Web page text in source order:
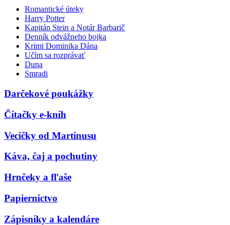
Romantické úteky
Harry Potter
Kapitán Stein a Notár Barbarič
Denník odvážneho bojka
Krimi Dominika Dána
Učím sa rozprávať
Duna
Smradi
Darčekové poukážky
Čítačky e-kníh
Vecičky od Martinusu
Káva, čaj a pochutiny
Hrnčeky a fľaše
Papiernictvo
Zápisníky a kalendáre